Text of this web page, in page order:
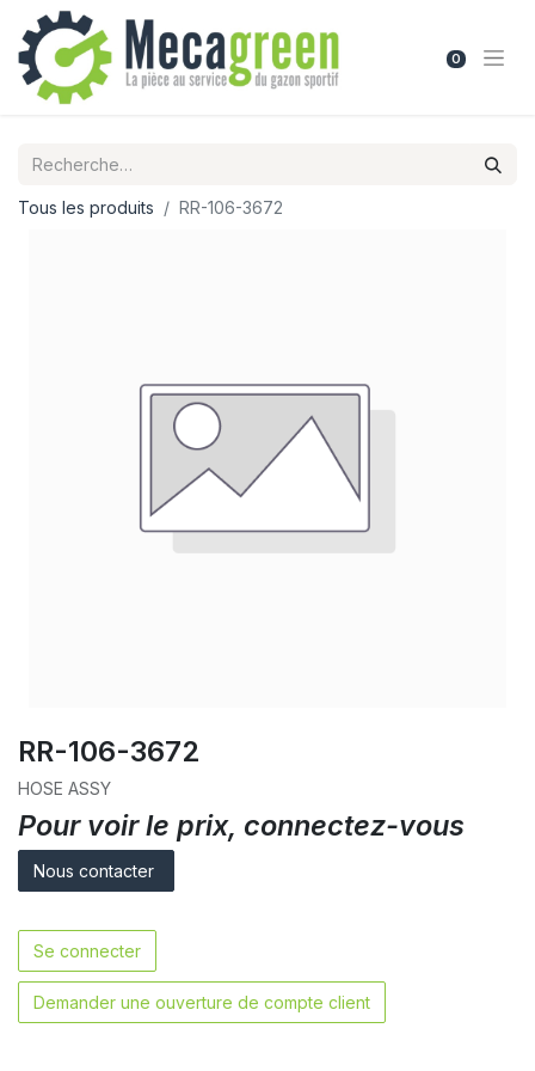
0
Tous les produits RR-106-3672
RR-106-3672
HOSE ASSY
Pour voir le prix, connectez-vous
Nous contacter
Se connecter
Demander une ouverture de compte client